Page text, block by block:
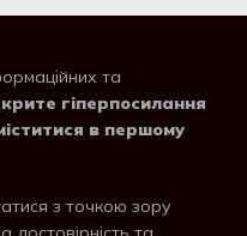
та
гіперпосилання
в першому
з точкою зору